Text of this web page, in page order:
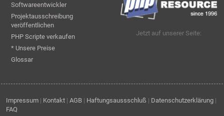
Softwareentwickler
Projektausschreibung
veröffentlichen
PHP Scripte verkaufen
* Unsere Preise
Glossar
Jetzt auf unserer Seite:
Impressum | Kontakt | AGB | Haftungsaussschluß | Datenschutzerklärung |
FAQ